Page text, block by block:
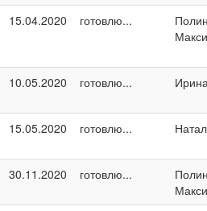
15.04.2020 готовлю...
10.05.2020 готовлю...
15.05.2020 готовлю...
30.11.2020 готовлю...